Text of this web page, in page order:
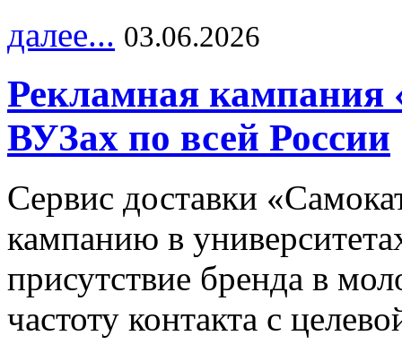
далее... 03.06.2026
Рекламная кампания
ВУЗах по всей России
Сервис доставки
кампанию в
присутствие бренда в
частоту контакта с